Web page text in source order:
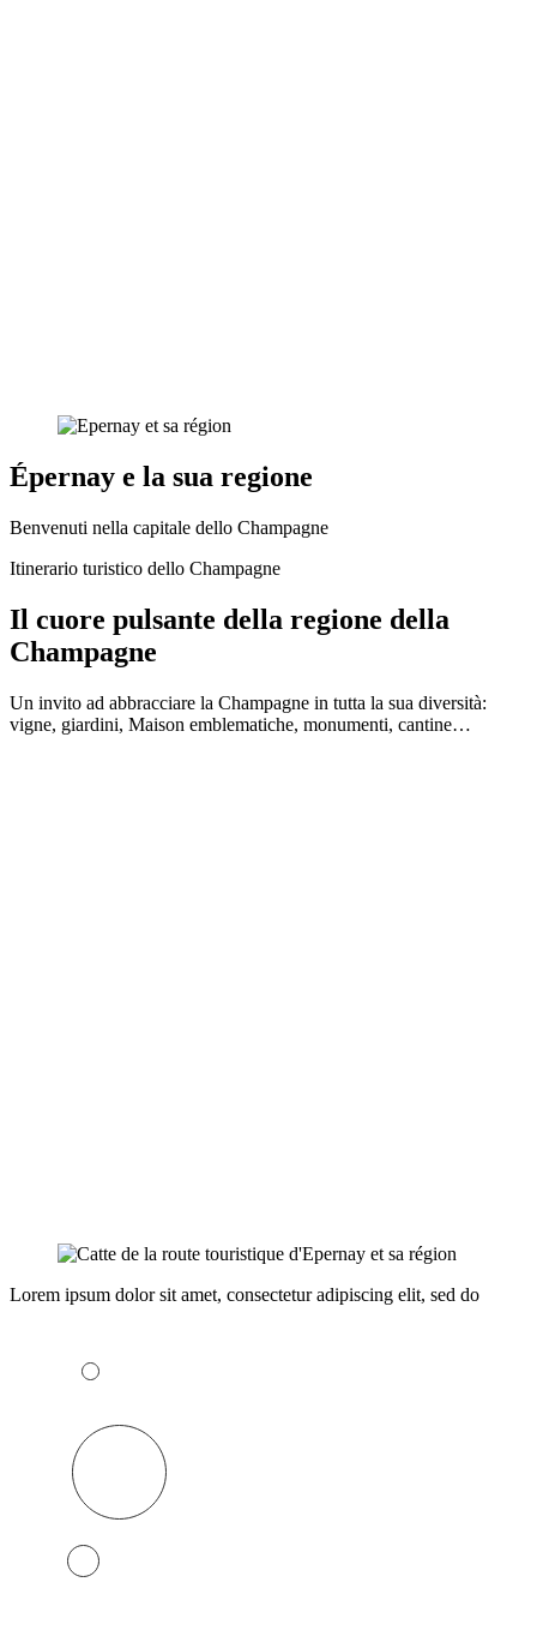
Épernay e la sua regione
Benvenuti nella capitale dello Champagne
Itinerario turistico dello Champagne
Il cuore pulsante della regione della
Champagne
Un invito ad abbracciare la Champagne in tutta la sua diversità:
vigne, giardini, Maison emblematiche, monumenti, cantine…
Lorem ipsum dolor sit amet, consectetur adipiscing elit, sed do